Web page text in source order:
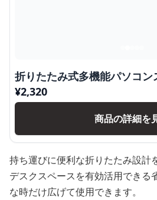
折りたたみ式多機能パソコン
¥2,320
商品の詳細を
持ち運びに便利な折りたたみ設計
デスクスペースを有効活用できる
な時だけ広げて使用できます。